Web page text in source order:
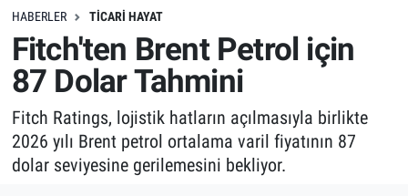
HABERLER TICARI HAYAT
Fitch'ten Brent Petrol için
87 Dolar Tahmini
Fitch Ratings, lojistik hatların açılmasıyla birlikte
2026 yılı Brent petrol ortalama varil fiyatının 87
dolar seviyesine gerilemesini bekliyor.